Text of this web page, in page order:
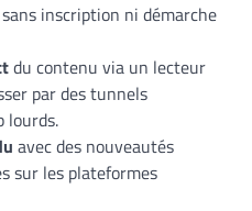
sans inscription ni démarche
du contenu via un lecteur
par des tunnels
lourds.
avec des nouveautés
sur les plateformes